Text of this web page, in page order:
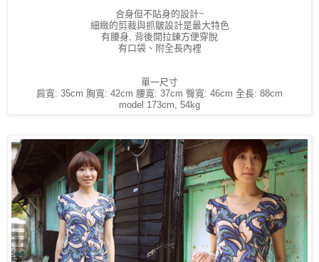
合身但不貼身的設計~
細緻的剪裁與抓皺設計是最大特色
有腰身, 背後開拉鍊方便穿脫
有口袋、附全長內裡
單一尺寸
肩寬: 35cm 胸寬: 42cm 腰寬: 37cm 臀寬: 46cm 全長: 88cm
model 173cm, 54kg